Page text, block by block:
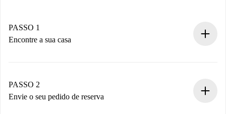
PASSO 1
Encontre a sua casa
Você tem todas as informações necessárias
antecipadamente.
PASSO 2
Envie o seu pedido de reserva